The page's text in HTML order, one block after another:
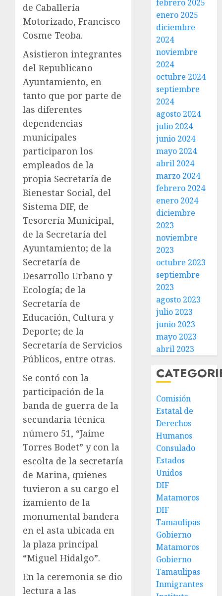
de Caballería
Motorizado, Francisco
Cosme Teoba.
Asistieron integrantes
del Republicano
Ayuntamiento, en
tanto que por parte de
las diferentes
dependencias
municipales
participaron los
empleados de la
propia Secretaría de
Bienestar Social, del
Sistema DIF, de
Tesorería Municipal,
de la Secretaría del
Ayuntamiento; de la
Secretaría de
Desarrollo Urbano y
Ecología; de la
Secretaría de
Educación, Cultura y
Deporte; de la
Secretaría de Servicios
Públicos, entre otras.
Se contó con la
participación de la
banda de guerra de la
secundaria técnica
número 51, “Jaime
Torres Bodet” y con la
escolta de la secretaría
de Marina, quienes
tuvieron a su cargo el
izamiento de la
monumental bandera
en el asta ubicada en
la plaza principal
“Miguel Hidalgo”.
En la ceremonia se dio
lectura a las
febrero 2025
enero 2025
diciembre
2024
noviembre
2024
octubre 2024
septiembre
2024
agosto 2024
julio 2024
junio 2024
mayo 2024
abril 2024
marzo 2024
febrero 2024
enero 2024
diciembre
2023
noviembre
2023
octubre 2023
septiembre
2023
agosto 2023
julio 2023
junio 2023
mayo 2023
abril 2023
Comisión
Estatal de
Derechos
Humanos
Consulado
Estados
Unidos
DIF
Matamoros
DIF
Tamaulipas
Gobierno
Matamoros
Gobierno
Tamaulipas
Inmigrantes